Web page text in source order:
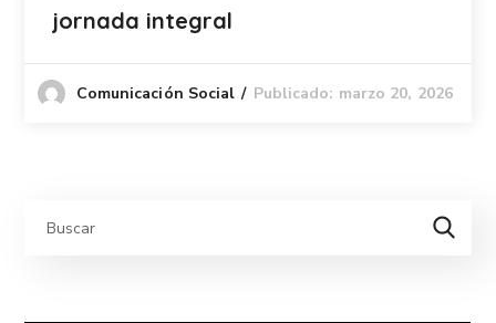
jornada integral
Comunicación Social Publicado: marzo 20, 2026